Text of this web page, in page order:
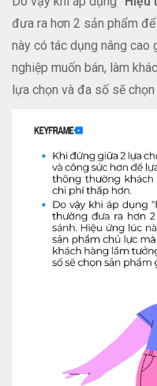
đưa ra hơn 2 sản phẩm
này có tác dụng nâng cao
nghiệp muốn bán, làm
lựa chọn và đa số sẽ